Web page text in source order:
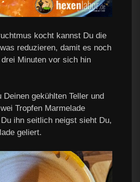
kocht kannst Du die
reduzieren, damit es noch
Minuten vor sich hin
Deinen gekühlten Teller und
Tropfen Marmelade
ihn seitlich neigst sieht Du,
geliert.